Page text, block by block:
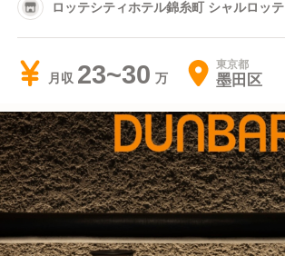
ロッテシティホテル錦糸町 シャルロッテ
月収 23~30 東京都
墨田区